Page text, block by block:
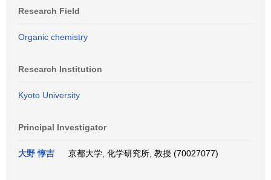
Research Field
Organic chemistry
Research Institution
Kyoto University
Principal Investigator
大野 惇吉 京都大学, 化学研究所, 教授 (70027077)